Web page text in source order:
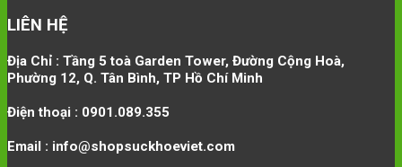
LIÊN HỆ
Địa Chỉ : Tầng 5 toà Garden Tower, Đường Cộng Hoà,
Phường 12, Q. Tân Bình, TP Hồ Chí Minh
Điện thoại : 0901.089.355
Email : info@shopsuckhoeviet.com